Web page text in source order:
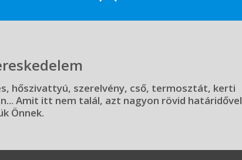
hőszivattyú, szerelvény, cső, termosztát, kerti
Amit itt nem talál, azt nagyon rövid határidővel
Önnek.